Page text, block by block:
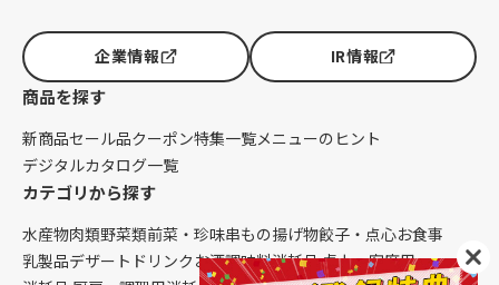
企業情報 IR情報
商品を探す
新商品セール品クーポン特集一覧メニューのヒント
デジタルカタログ一覧
カテゴリから探す
水産物肉類野菜類前菜・珍味串もの揚げ物餃子・点心お食事
乳製品デザート ドリンク お酒調味料消耗品 卓上・客席用